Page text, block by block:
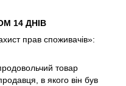
14 ДНІВ
прав споживачів»:
товар
в якого він був